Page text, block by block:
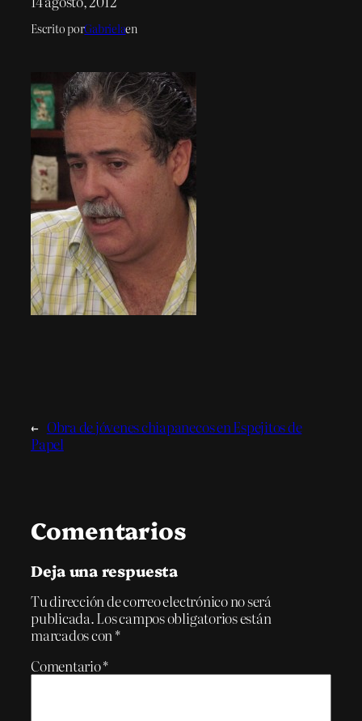
Escrito porGabrielaen
← Obra de jóvenes chiapanecos en Espejitos de
Papel
Comentarios
Deja una respuesta
Tu dirección de correo electrónico no será
publicada.Los campos obligatorios están
marcados con *
Comentario*